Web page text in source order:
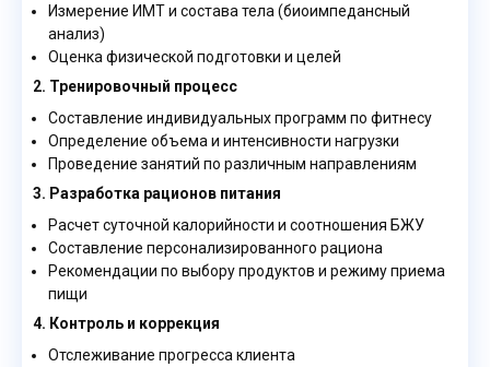
Измерение ИМТ и состава тела (биоимпедансный
анализ)
Оценка физической подготовки и целей
2. Тренировочный процесс
Составление индивидуальных программ по фитнесу
Определение объема и интенсивности нагрузки
Проведение занятий по различным направлениям
3. Разработка рационов питания
Расчет суточной калорийности и соотношения БЖУ
Составление персонализированного рациона
Рекомендации по выбору продуктов и режиму приема
пищи
4. Контроль и коррекция
Отслеживание прогресса клиента